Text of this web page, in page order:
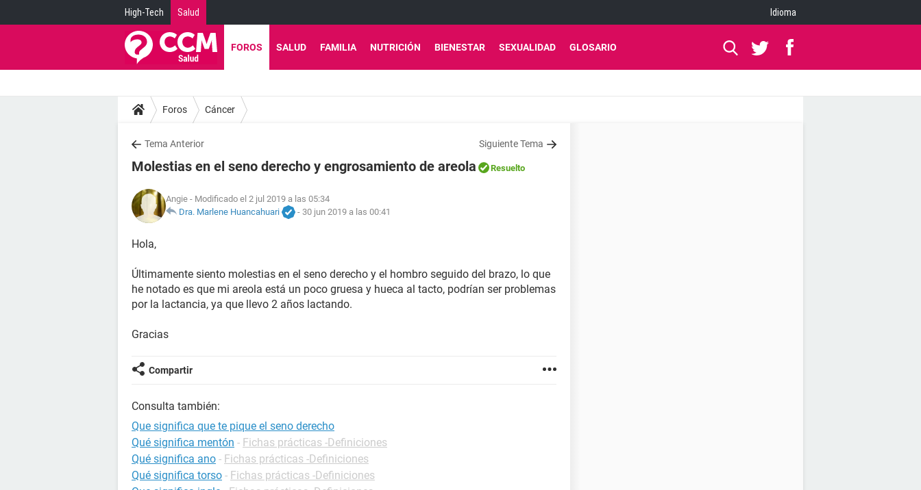
High-Tech Salud Idioma
FOROS SALUD FAMILIA NUTRICIÓN BIENESTAR SEXUALIDAD GLOSARIO
Foros Cáncer
Tema Anterior Siguiente Tema
Molestias en el seno derecho y engrosamiento de areola Resuelto
Angie - Modificado el 2 jul 2019 a las 05:34
Dra. Marlene Huancahuari
- 30 jun 2019 a las 00:41
Hola,
Últimamente siento molestias en el seno derecho y el hombro seguido del brazo, lo que
he notado es que mi areola está un poco gruesa y hueca al tacto, podrían ser problemas
por la lactancia, ya que llevo 2 años lactando.
Gracias
Compartir
Consulta también:
Que significa que te pique el seno derecho
Qué significa mentón - Fichas prácticas -Definiciones
Qué significa ano - Fichas prácticas -Definiciones
Qué significa torso - Fichas prácticas -Definiciones